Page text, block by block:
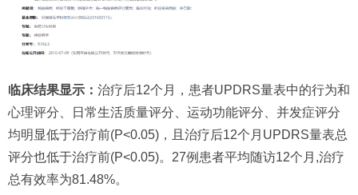
临床结果显示： 治疗后12个月，患者UPDRS量表中的行为和
心理评分、日常生活质量评分、运动功能评分、并发症评分
均明显低于治疗前(P<0.05)，且治疗后12个月UPDRS量表总
评分也低于治疗前(P<0.05)。27例患者平均随访12个月,治疗
总有效率为81.48%。